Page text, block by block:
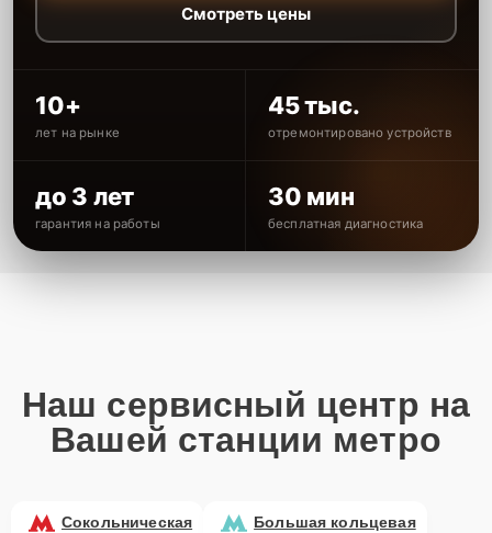
Смотреть цены
10+
лет на рынке
45 тыс.
отремонтировано устройств
до 3 лет
гарантия на работы
30 мин
бесплатная диагностика
Наш сервисный центр на
Вашей станции метро
Сокольническая Большая кольцевая